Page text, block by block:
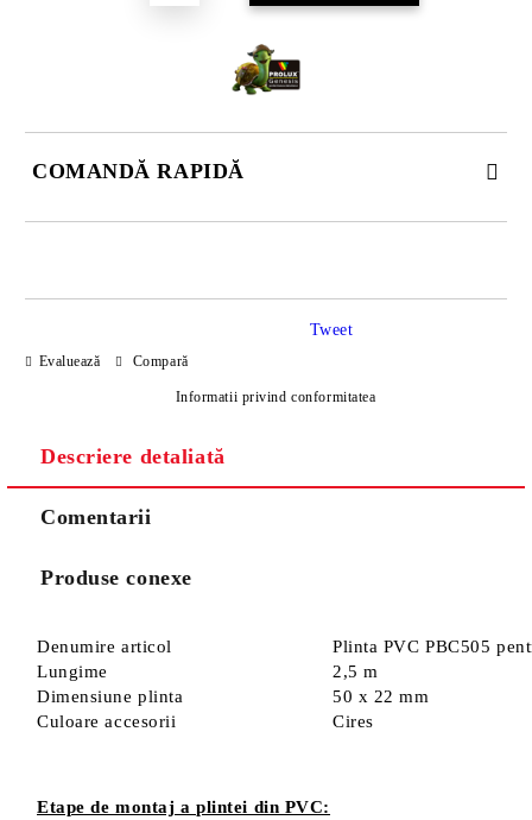
COMANDĂ RAPIDĂ
Sunt de acord cuPolitica de confidentialitate
Noi vă vom contacta pentru finalizarea comenzii.
Evaluează Compară
Informatii privind conformitatea
Tweet
Descriere detaliată
Comentarii
Produse conexe
Denumire articol
Plinta PVC PBC505
Lungime
2,5 m
Dimensiune plinta
50 x 22 mm
Culoare accesorii
Cires
Etape de montaj a plintei din PVC: